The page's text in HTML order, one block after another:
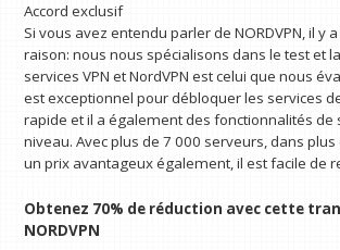
Accord exclusif
Si vous avez entendu parler de NORDVPN, il y
raison: nous nous spécialisons dans le test et
services VPN et NordVPN est celui que nous
est exceptionnel pour débloquer les services
rapide et il a également des fonctionnalités de
niveau. Avec plus de 7 000 serveurs, dans
un prix avantageux également, il est facile de
Obtenez 70% de réduction avec cette
NORDVPN